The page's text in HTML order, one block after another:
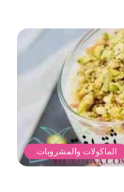
الماكولات والمشروبات.